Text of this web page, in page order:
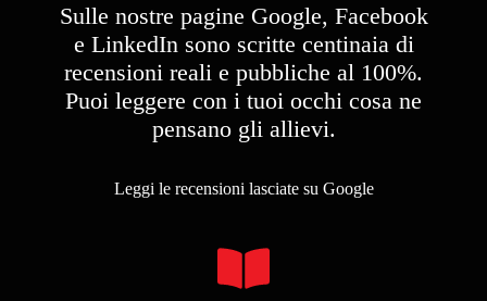
Sulle nostre pagine Google, Facebook
e LinkedIn sono scritte centinaia di
recensioni reali e pubbliche al 100%.
Puoi leggere con i tuoi occhi cosa ne
pensano gli allievi.
Leggi le recensioni lasciate su Google